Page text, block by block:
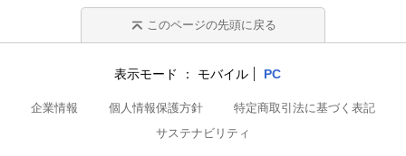
このページの先頭に戻る
表示モード モバイル PC
企業情報 個人情報保護方針
特定商取引法に基づく表記
サステナビリティ